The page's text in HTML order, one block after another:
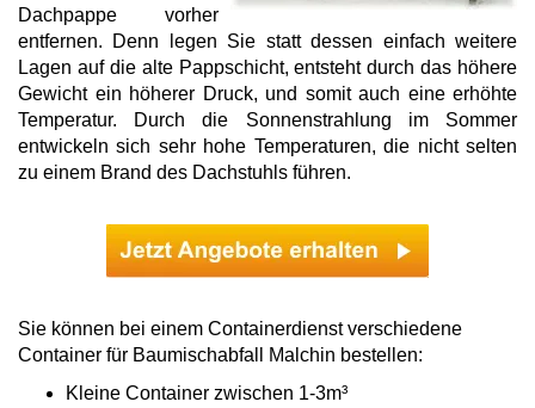
Dachpappe vorher
entfernen. Denn legen Sie statt dessen einfach weitere
Lagen auf die alte Pappschicht, entsteht durch das höhere
Gewicht ein höherer Druck, und somit auch eine erhöhte
Temperatur. Durch die Sonnenstrahlung im Sommer
entwickeln sich sehr hohe Temperaturen, die nicht selten
zu einem Brand des Dachstuhls führen.
Sie können bei einem Containerdienst verschiedene
Container für Baumischabfall Malchin bestellen:
Kleine Container zwischen 1-3m³